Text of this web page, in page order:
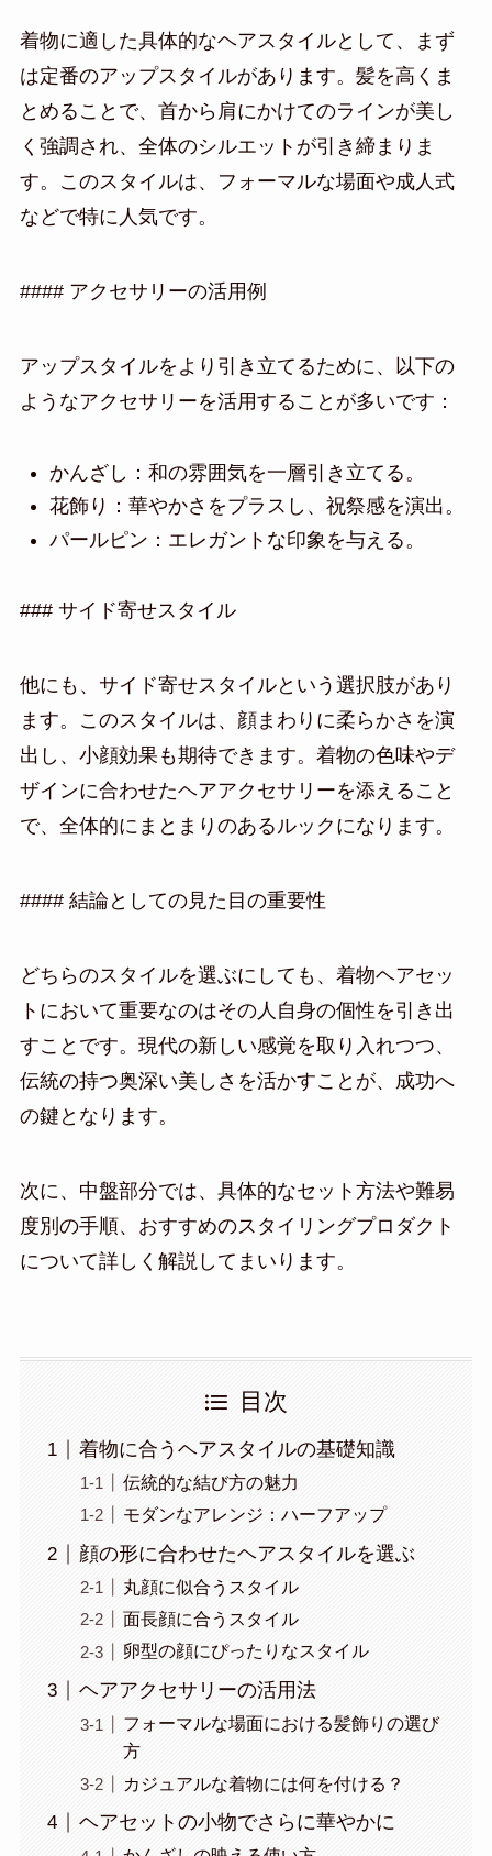
着物に適した具体的なヘアスタイルとして、まず
は定番のアップスタイルがあります。髪を高くま
とめることで、首から肩にかけてのラインが美し
く強調され、全体のシルエットが引き締まりま
す。このスタイルは、フォーマルな場面や成人式
などで特に人気です。
#### アクセサリーの活用例
アップスタイルをより引き立てるために、以下の
ようなアクセサリーを活用することが多いです：
かんざし：和の雰囲気を一層引き立てる。
花飾り：華やかさをプラスし、祝祭感を演出。
パールピン：エレガントな印象を与える。
### サイド寄せスタイル
他にも、サイド寄せスタイルという選択肢があり
ます。このスタイルは、顔まわりに柔らかさを演
出し、小顔効果も期待できます。着物の色味やデ
ザインに合わせたヘアアクセサリーを添えること
で、全体的にまとまりのあるルックになります。
#### 結論としての見た目の重要性
どちらのスタイルを選ぶにしても、着物ヘアセッ
トにおいて重要なのはその人自身の個性を引き出
すことです。現代の新しい感覚を取り入れつつ、
伝統の持つ奥深い美しさを活かすことが、成功へ
の鍵となります。
次に、中盤部分では、具体的なセット方法や難易
度別の手順、おすすめのスタイリングプロダクト
について詳しく解説してまいります。
目次
着物に合うヘアスタイルの基礎知識
伝統的な結び方の魅力
モダンなアレンジ：ハーフアップ
顔の形に合わせたヘアスタイルを選ぶ
丸顔に似合うスタイル
面長顔に合うスタイル
卵型の顔にぴったりなスタイル
ヘアアクセサリーの活用法
フォーマルな場面における髪飾りの選び
方
カジュアルな着物には何を付ける？
ヘアセットの小物でさらに華やかに